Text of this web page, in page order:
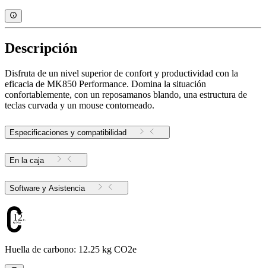
Descripción
Disfruta de un nivel superior de confort y productividad con la
eficacia de MK850 Performance. Domina la situación
confortablemente, con un reposamanos blando, una estructura de
teclas curvada y un mouse contorneado.
Especificaciones y compatibilidad
En la caja
Software y Asistencia
12.25
Huella de carbono: 12.25 kg CO2e